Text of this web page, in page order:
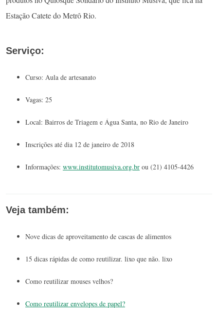
Estação Catete do Metrô Rio.
Serviço:
Curso: Aula de artesanato
Vagas: 25
Local: Bairros de Triagem e Água Santa, no Rio de Janeiro
Inscrições até dia 12 de janeiro de 2018
Informações: www.institutomusiva.org.br ou (21) 4105-4426
Veja também:
Nove dicas de aproveitamento de cascas de alimentos
15 dicas rápidas de como reutilizar. lixo que não. lixo
Como reutilizar mouses velhos?
Como reutilizar envelopes de papel?